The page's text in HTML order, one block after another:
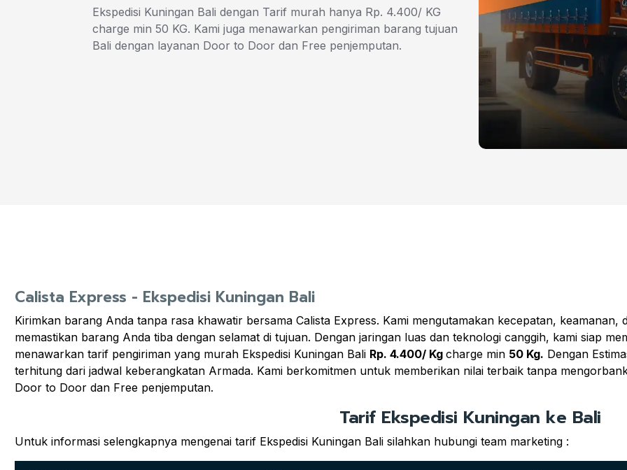
Ekspedisi Kuningan Bali dengan Tarif murah hanya Rp. 4.400/ KG
charge min 50 KG. Kami juga menawarkan pengiriman barang tujuan
Bali dengan layanan Door to Door dan Free penjemputan.
Calista Express - Ekspedisi Kuningan Bali
Kirimkan barang Anda tanpa rasa khawatir bersama Calista Express. Kami mengutamakan kecepatan, keamanan,
memastikan barang Anda tiba dengan selamat di tujuan. Dengan jaringan luas dan teknologi canggih, kami siap
menawarkan tarif pengiriman yang murah Ekspedisi Kuningan Bali Rp. 4.400/ Kg charge min 50 Kg. Dengan
terhitung dari jadwal keberangkatan Armada. Kami berkomitmen untuk memberikan nilai terbaik tanpa
Door to Door dan Free penjemputan.
Tarif Ekspedisi Kuningan ke Bali
Untuk informasi selengkapnya mengenai tarif Ekspedisi Kuningan Bali silahkan hubungi team marketing :